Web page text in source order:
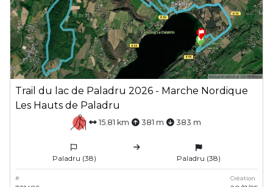
Trail du lac de Paladru 2026 - Marche Nordique
Les Hauts de Paladru
15.81 km 381 m 383 m
Paladru (38) Paladru (38)
# Création